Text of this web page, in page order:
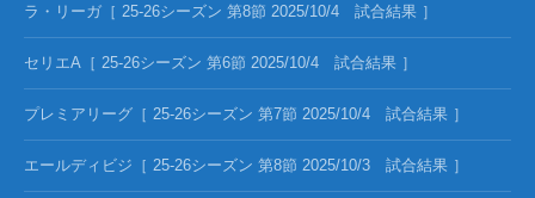
ラ・リーガ［ 25-26シーズン 第8節 2025/10/4 試合結果 ］
セリエA［ 25-26シーズン 第6節 2025/10/4 試合結果 ］
プレミアリーグ［ 25-26シーズン 第7節 2025/10/4 試合結果 ］
エールディビジ［ 25-26シーズン 第8節 2025/10/3 試合結果 ］